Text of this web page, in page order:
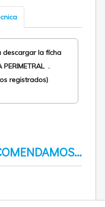
descargar la fícha
.
registrados)